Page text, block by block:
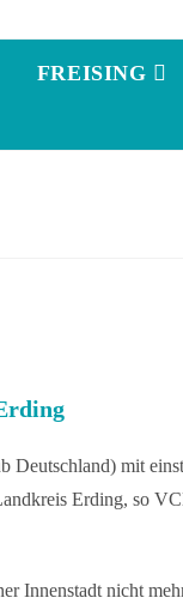
FREISING
Deutschland) mit
Erding, so
Innenstadt nicht